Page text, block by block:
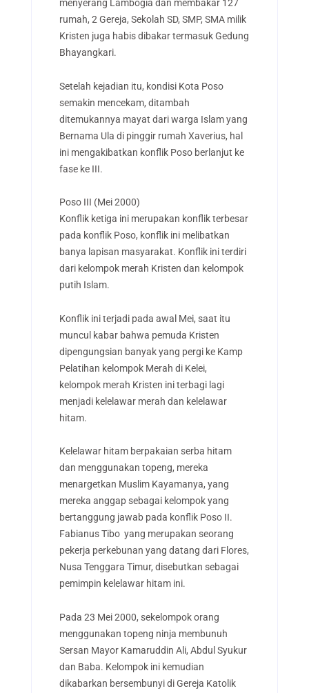
menyerang Lambogia dan membakar 127
rumah, 2 Gereja, Sekolah SD, SMP, SMA milik
Kristen juga habis dibakar termasuk Gedung
Bhayangkari.
Setelah kejadian itu, kondisi Kota Poso
semakin mencekam, ditambah
ditemukannya mayat dari warga Islam yang
Bernama Ula di pinggir rumah Xaverius, hal
ini mengakibatkan konflik Poso berlanjut ke
fase ke III.
Poso III (Mei 2000)
Konflik ketiga ini merupakan konflik terbesar
pada konflik Poso, konflik ini melibatkan
banya lapisan masyarakat. Konflik ini terdiri
dari kelompok merah Kristen dan kelompok
putih Islam.
Konflik ini terjadi pada awal Mei, saat itu
muncul kabar bahwa pemuda Kristen
dipengungsian banyak yang pergi ke Kamp
Pelatihan kelompok Merah di Kelei,
kelompok merah Kristen ini terbagi lagi
menjadi kelelawar merah dan kelelawar
hitam.
Kelelawar hitam berpakaian serba hitam
dan menggunakan topeng, mereka
menargetkan Muslim Kayamanya, yang
mereka anggap sebagai kelompok yang
bertanggung jawab pada konflik Poso II.
Fabianus Tibo yang merupakan seorang
pekerja perkebunan yang datang dari Flores,
Nusa Tenggara Timur, disebutkan sebagai
pemimpin kelelawar hitam ini.
Pada 23 Mei 2000, sekelompok orang
menggunakan topeng ninja membunuh
Sersan Mayor Kamaruddin Ali, Abdul Syukur
dan Baba. Kelompok ini kemudian
dikabarkan bersembunyi di Gereja Katolik